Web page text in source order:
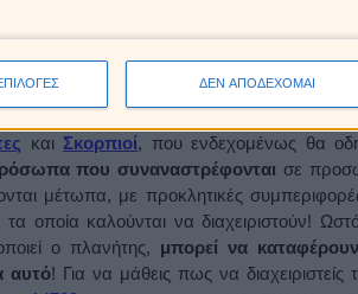
ΔΕΝ ΑΠΟΔΕΧΟΜΑΙ
στα χέρια τους
ορίζοντες, που θα τους δώσουν τη
στην προσωπική όσο και στην
και Σκορπιοί, που ενδεχομένως θα
που συναναστρέφονται σε
μέτωπα, με προκλητικές
οποία καλούνται να διαχειριστούν!
ο πλανήτης, μπορεί να
αυτό! Για να μάθεις πως να διαχειριστείς